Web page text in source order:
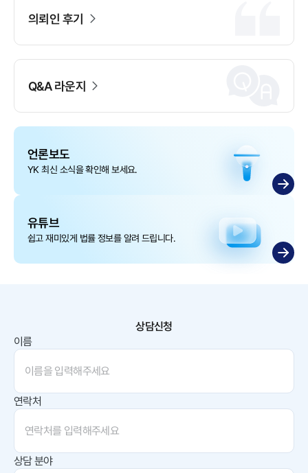
의뢰인 후기
Q&A 라운지
언론보도
YK 최신 소식을 확인해 보세요.
유튜브
쉽고 재미있게 법률 정보를 알려 드립니다.
상담신청
이름
연락처
상담 분야